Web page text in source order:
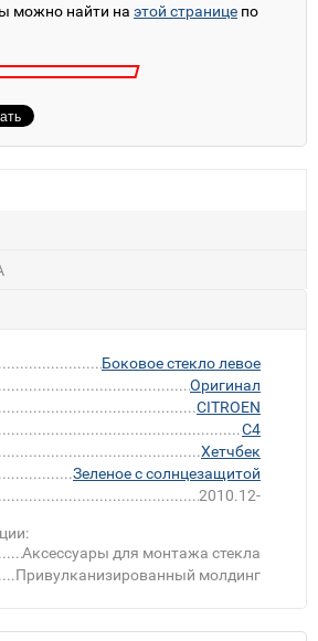
можно найти на этой странице по
Боковое стекло левое
Оригинал
CITROEN
C4
Хетчбек
Зеленое с солнцезащитой
2010.12-
Аксессуары для монтажа стекла
Привулканизированный молдинг